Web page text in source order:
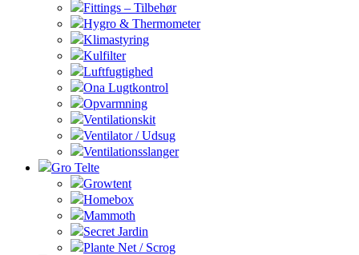
Fittings – Tilbehør
Hygro & Thermometer
Klimastyring
Kulfilter
Luftfugtighed
Ona Lugtkontrol
Opvarmning
Ventilationskit
Ventilator / Udsug
Ventilationsslanger
Gro Telte
Growtent
Homebox
Mammoth
Secret Jardin
Plante Net / Scrog